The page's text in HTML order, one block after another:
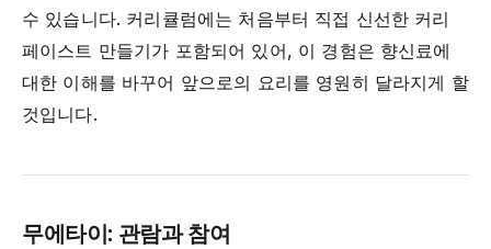
수 있습니다. 커리큘럼에는 처음부터 직접 신선한 커리
페이스트 만들기가 포함되어 있어, 이 경험은 향신료에
대한 이해를 바꾸어 앞으로의 요리를 영원히 달라지게 할
것입니다.
무에타이: 관람과 참여